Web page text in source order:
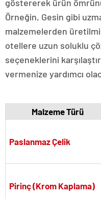
göstererek ürün
Örneğin, Gesin gibi
malzemelerden
otellere uzun soluklu
seçeneklerini
vermenize yardımcı
Malzeme Türü
Paslanmaz Çelik
Pirinç (Krom Kaplama)